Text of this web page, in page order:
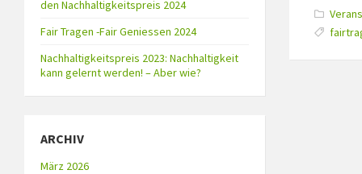
Tags:
den Nachhaltigkeitspreis 2024
Fair Tragen -Fair Geniessen 2024
Nachhaltigkeitspreis 2023: Nachhaltigkeit
kann gelernt werden! – Aber wie?
ARCHIV
März 2026